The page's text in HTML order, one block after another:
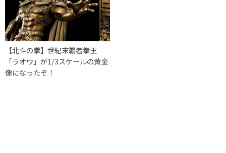
【北斗の拳】世紀末覇者拳王
「ラオウ」が1/3スケールの黄金
像になったぞ！